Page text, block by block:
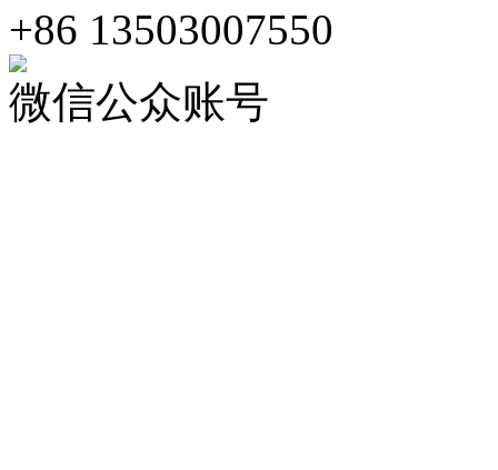
+86 13503007550
微信公众账号